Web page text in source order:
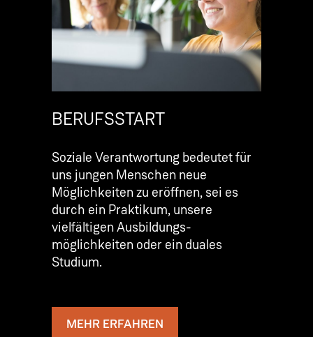
BERUFSSTART
Soziale Verantwortung bedeutet für
uns jungen Menschen neue
Möglichkeiten zu eröffnen, sei es
durch ein Praktikum, unsere
vielfältigen Ausbildungs­
möglichkeiten oder ein duales
Studium.
MEHR ERFAHREN